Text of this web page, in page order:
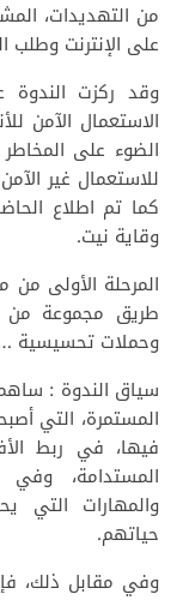
من التهديدات،
على الإنترنت
وقد ركزت
الاستعمال الآمن
الضوء على المخاطر
للاستعمال غير
كما تم اطلاع
وقاية نيت.
المرحلة الأولى
طريق مجموعة من
وحملات تحسيسية
سياق الندوة :
المستمرة، التي
فيها، في ربط
المستدامة،
والمهارات التي
حياتهم.
وفي مقابل ذلك،